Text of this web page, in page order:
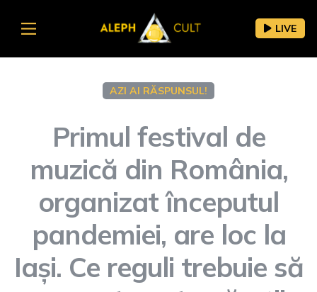
LIVE
AZI AI RĂSPUNSUL!
Primul festival de
muzică din România,
organizat începutul
pandemiei, are loc la
Iași. Ce reguli trebuie să